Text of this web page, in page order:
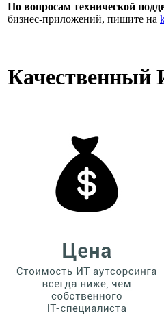
По вопросам технической
бизнес-приложений, пишите на
Качественный